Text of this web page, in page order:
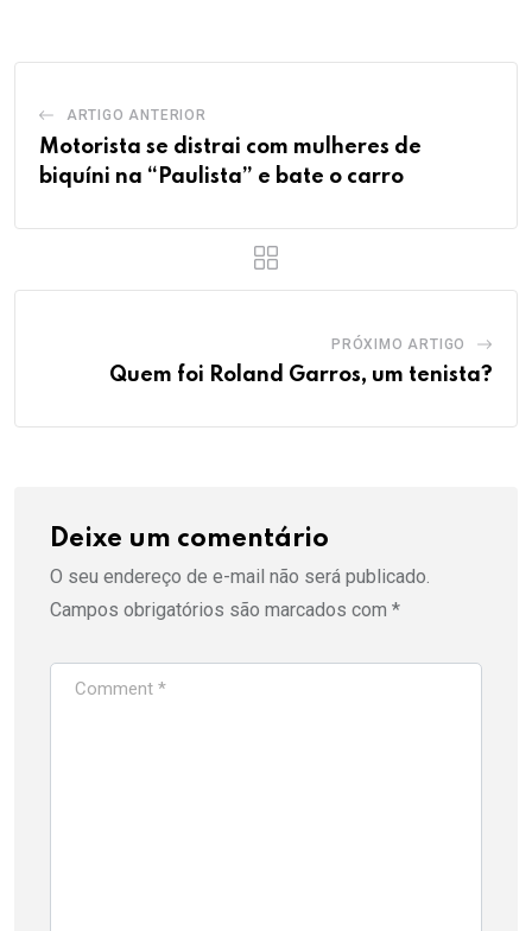
ARTIGO ANTERIOR
Motorista se distrai com mulheres de
biquíni na “Paulista” e bate o carro
PRÓXIMO ARTIGO
Quem foi Roland Garros, um tenista?
Deixe um comentário
O seu endereço de e-mail não será publicado.
Campos obrigatórios são marcados com *